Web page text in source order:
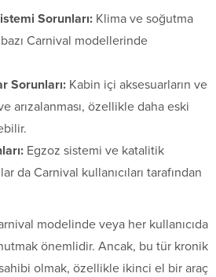
Sorunları: Klima ve soğutma
Carnival modellerinde
Sorunları: Kabin içi aksesuarların ve
arızalanması, özellikle daha eski
Egzoz sistemi ve katalitik
da Carnival kullanıcıları tarafından
modelinde veya her kullanıcıda
önemlidir. Ancak, bu tür kronik
olmak, özellikle ikinci el bir araç